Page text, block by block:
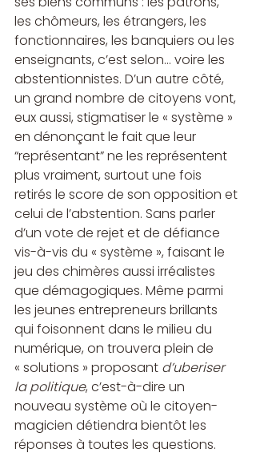
les chômeurs, les étrangers, les
fonctionnaires, les banquiers ou les
enseignants, c’est selon… voire les
abstentionnistes. D’un autre côté,
un grand nombre de citoyens vont,
eux aussi, stigmatiser le « système »
en dénonçant le fait que leur
“représentant” ne les représentent
plus vraiment, surtout une fois
retirés le score de son opposition et
celui de l’abstention. Sans parler
d’un vote de rejet et de défiance
vis-à-vis du « système », faisant le
jeu des chimères aussi irréalistes
que démagogiques. Même parmi
les jeunes entrepreneurs brillants
qui foisonnent dans le milieu du
numérique, on trouvera plein de
« solutions » proposant d’uberiser
la politique, c’est-à-dire un
nouveau système où le citoyen-
magicien détiendra bientôt les
réponses à toutes les questions.